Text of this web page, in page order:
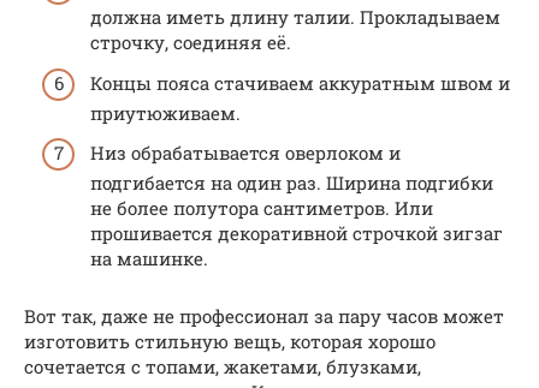
должна иметь длину талии. Прокладываем
строчку, соединяя её.
Концы пояса стачиваем аккуратным швом и
приутюживаем.
Низ обрабатывается оверлоком и
подгибается на один раз. Ширина подгибки
не более полутора сантиметров. Или
прошивается декоративной строчкой зигзаг
на машинке.
Вот так, даже не профессионал за пару часов может
изготовить стильную вещь, которая хорошо
сочетается с топами, жакетами, блузками,